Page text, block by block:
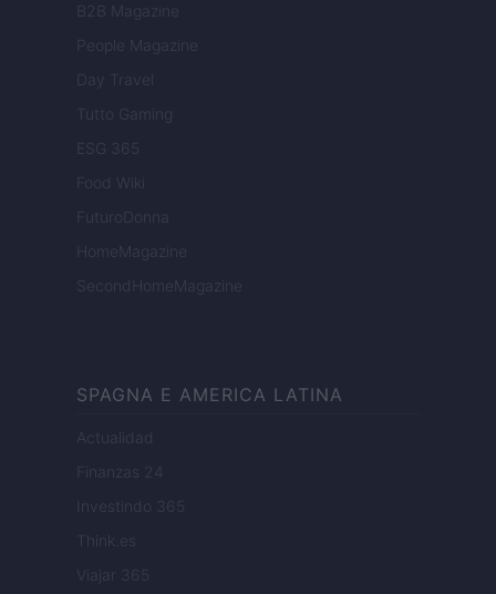
B2B Magazine
People Magazine
Day Travel
Tutto Gaming
ESG 365
Food Wiki
FuturoDonna
HomeMagazine
SecondHomeMagazine
SPAGNA E AMERICA LATINA
Actualidad
Finanzas 24
Investindo 365
Think.es
Viajar 365